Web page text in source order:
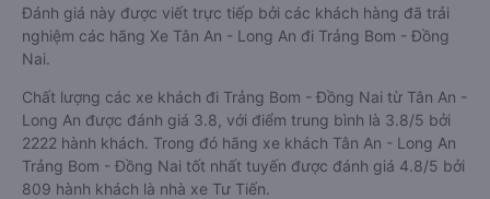
Đánh giá này được viết trực tiếp bởi các khách hàng đã trải
nghiệm các hãng Xe Tân An - Long An đi Trảng Bom - Đồng
Nai.
Chất lượng các xe khách đi Trảng Bom - Đồng Nai từ Tân An -
Long An được đánh giá 3.8, với điểm trung bình là 3.8/5 bởi
2222 hành khách. Trong đó hãng xe khách Tân An - Long An
Trảng Bom - Đồng Nai tốt nhất tuyến được đánh giá 4.8/5 bởi
809 hành khách là nhà xe Tư Tiến.